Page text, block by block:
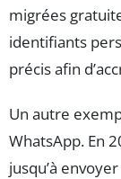
migrées
identifiants
précis afin
Un autre
WhatsApp. En
jusqu’à